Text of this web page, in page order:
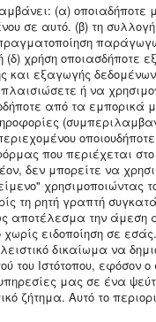
(α) οποιαδήποτε
σε αυτό. (β) τη
(δ) χρήση οποιασδήποτε
εξαγωγής δεδομένων
ή να
από τα εμπορικά
που περιέχεται
δεν μπορείτε να
χρησιμοποιώντας
τη ρητή γραπτή
αποτέλεσμα την άμεση
ειδοποίηση σε
δικαίωμα να
του Ιστότοπου, εφόσον ο
μας σε ένα
ζήτημα. Αυτό το